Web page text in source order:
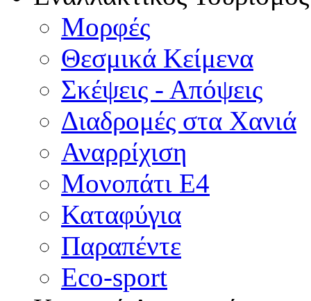
Μορφές
Θεσμικά Κείμενα
Σκέψεις - Απόψεις
Διαδρομές στα Χανιά
Αναρρίχιση
Μονοπάτι Ε4
Καταφύγια
Παραπέντε
Eco-sport